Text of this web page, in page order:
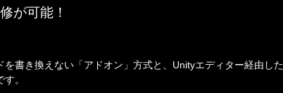
が可能！
き換えない「アドオン」方式と、Unityエディター経由し
。